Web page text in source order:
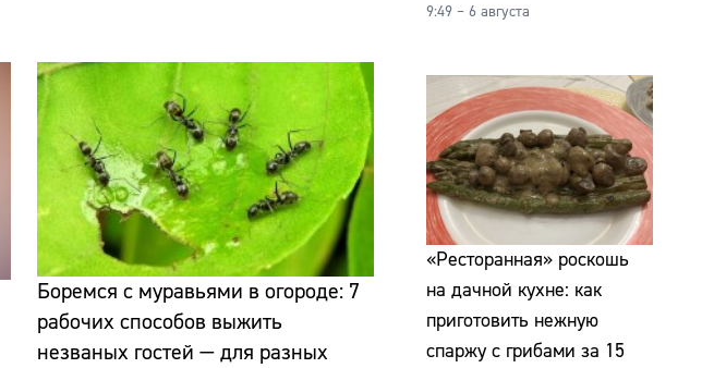
Боремся с муравьями в огороде: 7
рабочих способов выжить
незваных гостей — для разных
9:49 – 6 августа
«Ресторанная» роскошь
на дачной кухне: как
приготовить нежную
спаржу с грибами за 15